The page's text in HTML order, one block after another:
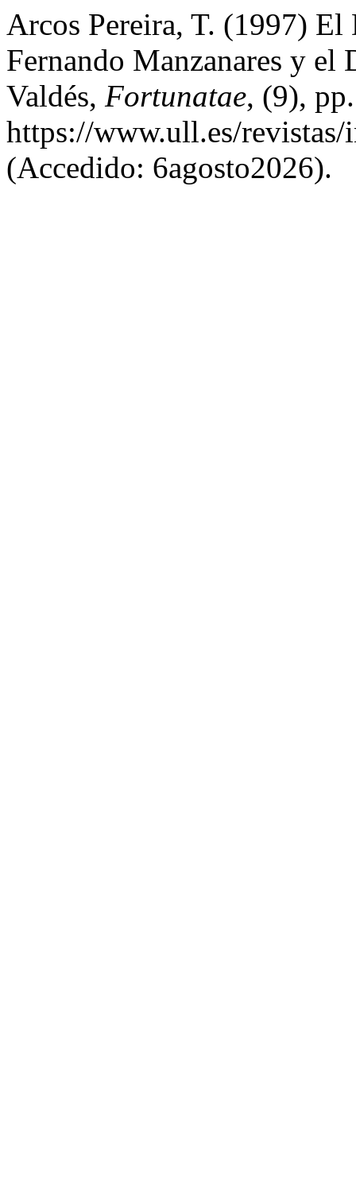
Arcos Pereira, T. (1997) El
Fernando Manzanares y el
Valdés, Fortunatae, (9),
https://www.ull.es/
(Accedido: 6agosto2026).